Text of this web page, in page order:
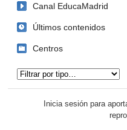
Canal EducaMadrid
Últimos contenidos
Centros
Inicia sesión para